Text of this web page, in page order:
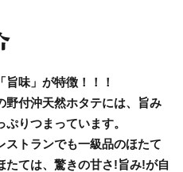
味」が特徴！！！
野付沖天然ホタテには、旨み
りつまっています。
ストランでも一級品のほたて
たては、驚きの甘さ!旨み!が自